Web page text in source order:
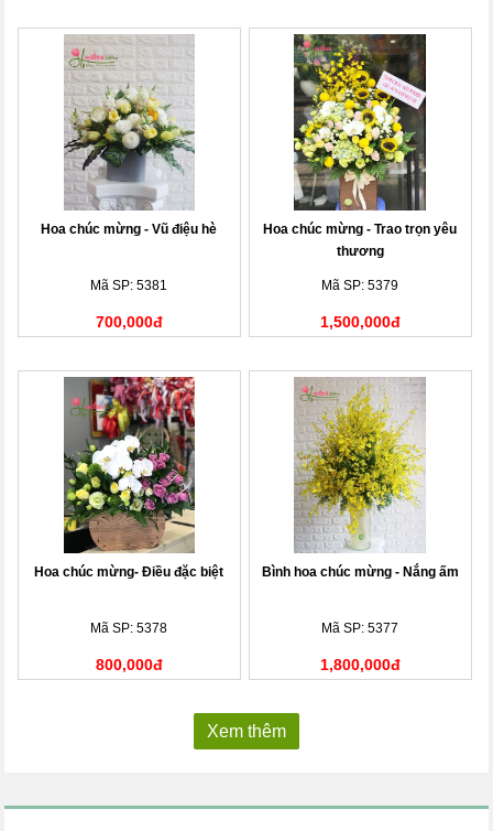
Hoa chúc mừng - Vũ điệu hè
Mã SP: 5381
700,000đ
Hoa chúc mừng - Trao trọn yêu
thương
Mã SP: 5379
1,500,000đ
Hoa chúc mừng- Điều đặc biệt
Mã SP: 5378
800,000đ
Bình hoa chúc mừng - Nắng ấm
Mã SP: 5377
1,800,000đ
Xem thêm